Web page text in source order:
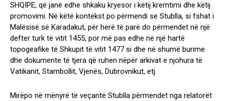
SHQIPE, që janë edhe shkaku kryesor i këtij kremtimi dhe këtij
promovimi. Në këtë kontekst po përmendi se Stublla, si fshat i
Malësisë së Karadakut, për herë të parë do përmendet në një
defter turk të vitit 1455, por më pas edhe në një hartë
topogeafike të Shkupit të vitit 1477 si dhe në shumë burime
dhe dokumente të tjera që ruhen nëpër arkivat e njohura të
Vatikanit, Stambollit, Vjenës, Dubrovnikut, etj.
Mirëpo në mënyrë të veçantë Stublla përmendet nga relatorët